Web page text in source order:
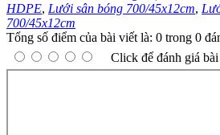
HDPE, Lưới sân bóng 700/45x12cm,
700/45x12cm
Tổng số điểm của bài viết là: 0 trong 0
Click để đánh giá